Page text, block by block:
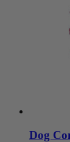
Dog